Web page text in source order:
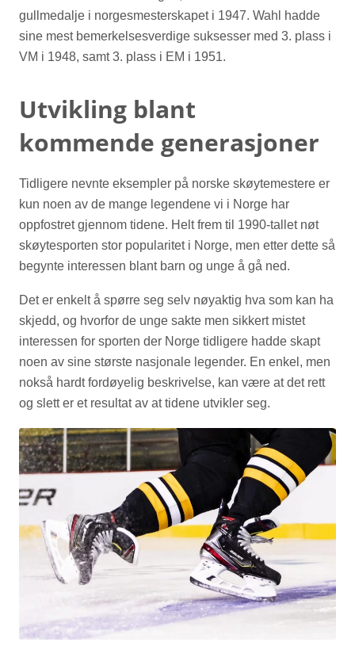
gullmedalje i norgesmesterskapet i 1947. Wahl hadde
sine mest bemerkelsesverdige suksesser med 3. plass i
VM i 1948, samt 3. plass i EM i 1951.
Utvikling blant
kommende generasjoner
Tidligere nevnte eksempler på norske skøytemestere er
kun noen av de mange legendene vi i Norge har
oppfostret gjennom tidene. Helt frem til 1990-tallet nøt
skøytesporten stor popularitet i Norge, men etter dette så
begynte interessen blant barn og unge å gå ned.
Det er enkelt å spørre seg selv nøyaktig hva som kan ha
skjedd, og hvorfor de unge sakte men sikkert mistet
interessen for sporten der Norge tidligere hadde skapt
noen av sine største nasjonale legender. En enkel, men
nokså hardt fordøyelig beskrivelse, kan være at det rett
og slett er et resultat av at tidene utvikler seg.